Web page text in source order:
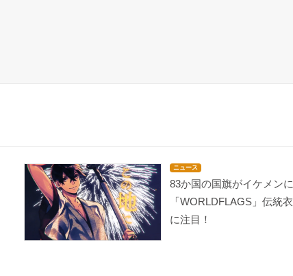
ニュース
83か国の国旗がイケメン
「WORLDFLAGS」伝統
に注目！